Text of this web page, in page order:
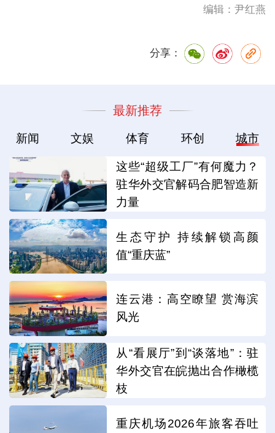
编辑：尹红燕
分享：
最新推荐
新闻 文娱 体育 环创 城市
这些“超级工厂”有何魔力？
驻华外交官解码合肥智造新
力量
生态守护 持续解锁高颜
值“重庆蓝”
连云港：高空瞭望 赏海滨
风光
从“看展厅”到“谈落地”：驻
华外交官在皖抛出合作橄榄
枝
重庆机场2026年旅客吞吐